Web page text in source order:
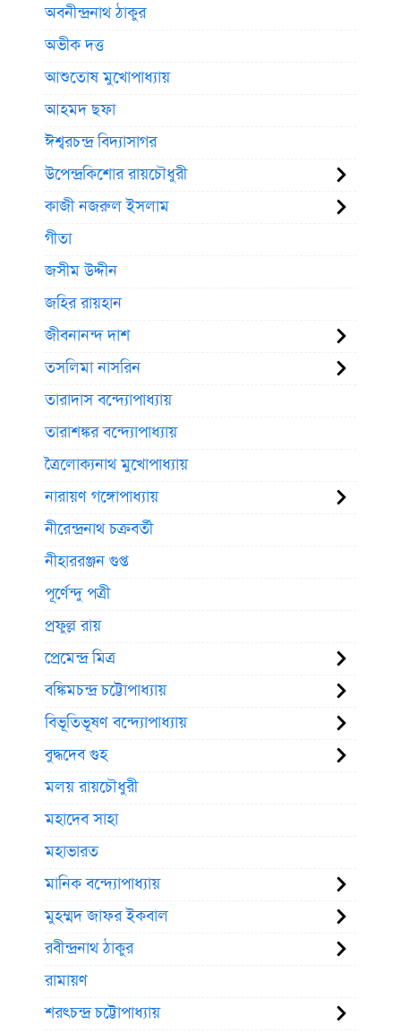
অবনীন্দ্রনাথ ঠাকুর
অভীক দত্ত
আশুতোষ মুখোপাধ্যায়
আহমদ ছফা
ঈশ্বরচন্দ্র বিদ্যাসাগর
উপেন্দ্রকিশোর রায়চৌধুরী
কাজী নজরুল ইসলাম
গীতা
জসীম উদ্দীন
জহির রায়হান
জীবনানন্দ দাশ
তসলিমা নাসরিন
তারাদাস বন্দ্যোপাধ্যায়
তারাশঙ্কর বন্দ্যোপাধ্যায়
ত্রৈলোক্যনাথ মুখোপাধ্যায়
নারায়ণ গঙ্গোপাধ্যায়
নীরেন্দ্রনাথ চক্রবর্তী
নীহাররঞ্জন গুপ্ত
পূর্ণেন্দু পত্রী
প্রফুল্ল রায়
প্রেমেন্দ্র মিত্র
বঙ্কিমচন্দ্র চট্টোপাধ্যায়
বিভূতিভূষণ বন্দ্যোপাধ্যায়
বুদ্ধদেব গুহ
মলয় রায়চৌধুরী
মহাদেব সাহা
মহাভারত
মানিক বন্দ্যোপাধ্যায়
মুহম্মদ জাফর ইকবাল
রবীন্দ্রনাথ ঠাকুর
রামায়ণ
শরৎচন্দ্র চট্টোপাধ্যায়